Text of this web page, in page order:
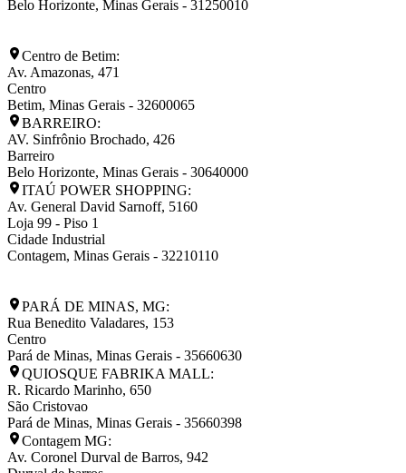
Belo Horizonte, Minas Gerais - 31250010
Centro de Betim:
Av. Amazonas, 471
Centro
Betim, Minas Gerais - 32600065
BARREIRO:
AV. Sinfrônio Brochado, 426
Barreiro
Belo Horizonte, Minas Gerais - 30640000
ITAÚ POWER SHOPPING:
Av. General David Sarnoff, 5160
Loja 99 - Piso 1
Cidade Industrial
Contagem, Minas Gerais - 32210110
PARÁ DE MINAS, MG:
Rua Benedito Valadares, 153
Centro
Pará de Minas, Minas Gerais - 35660630
QUIOSQUE FABRIKA MALL:
R. Ricardo Marinho, 650
São Cristovao
Pará de Minas, Minas Gerais - 35660398
Contagem MG:
Av. Coronel Durval de Barros, 942